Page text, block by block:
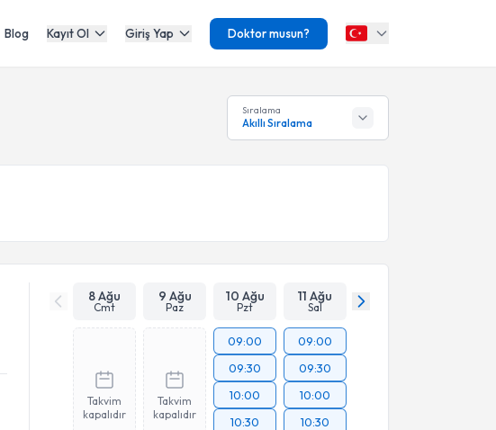
Blog Kayıt Ol Giriş Yap Doktor musun?
Sıralama
Akıllı Sıralama
8 Ağu
Cmt
9 Ağu
Paz
10 Ağu
Pzt
11 Ağu
Sal
Takvim
kapalıdır
Takvim
kapalıdır
09:00
09:30
10:00
10:30
09:00
09:30
10:00
10:30